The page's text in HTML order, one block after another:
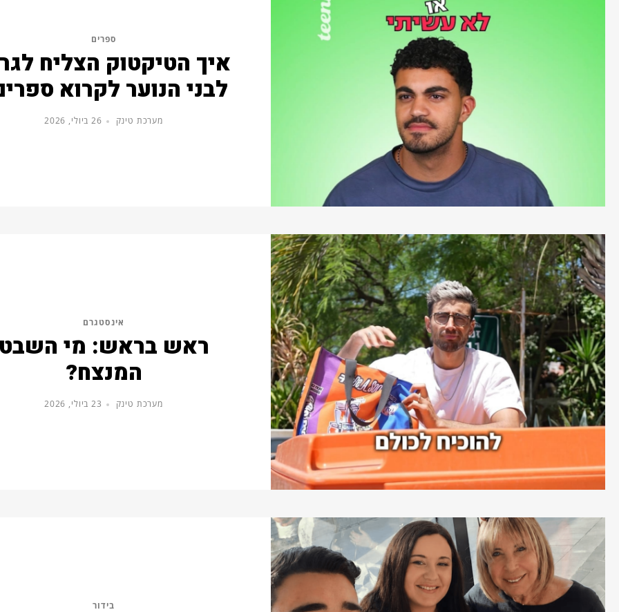
ספרים
איך הטיקטוק הצליח
לבני הנוער לקרוא
מערכת טינק 26 ביולי, 2026
אינסטגרם
ראש בראש: מי
המנצח?
מערכת טינק 23 ביולי, 2026
בידור